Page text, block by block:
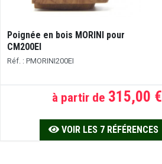
Poignée en bois MORINI pour
CM200EI
Réf. : PMORINI200EI
à partir de315,00 €
VOIR LES 7 RÉFÉRENCES